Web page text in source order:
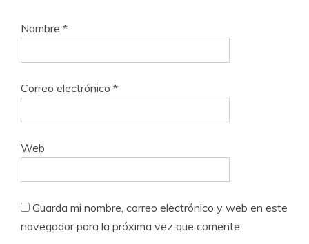
Nombre *
Correo electrónico *
Web
Guarda mi nombre, correo electrónico y web en este
navegador para la próxima vez que comente.